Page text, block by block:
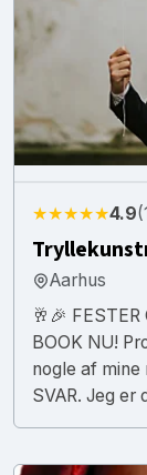
★★★★★4.9
Aarhus
🥂🎉 FESTER
BOOK NU!
nogle af mine
SVAR. Jeg er